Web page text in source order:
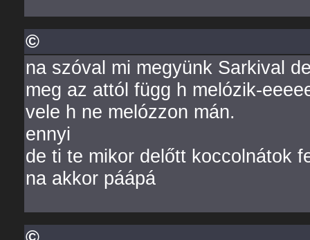
©
na szóval mi megyünk Sarkival
meg az attól függ h melózik-
vele h ne melózzon mán.
ennyi
de ti te mikor delőtt koccolnátok
na akkor páápá